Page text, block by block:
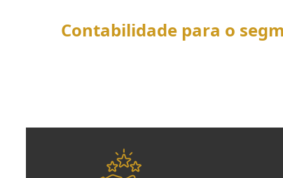
Contabilidade para o